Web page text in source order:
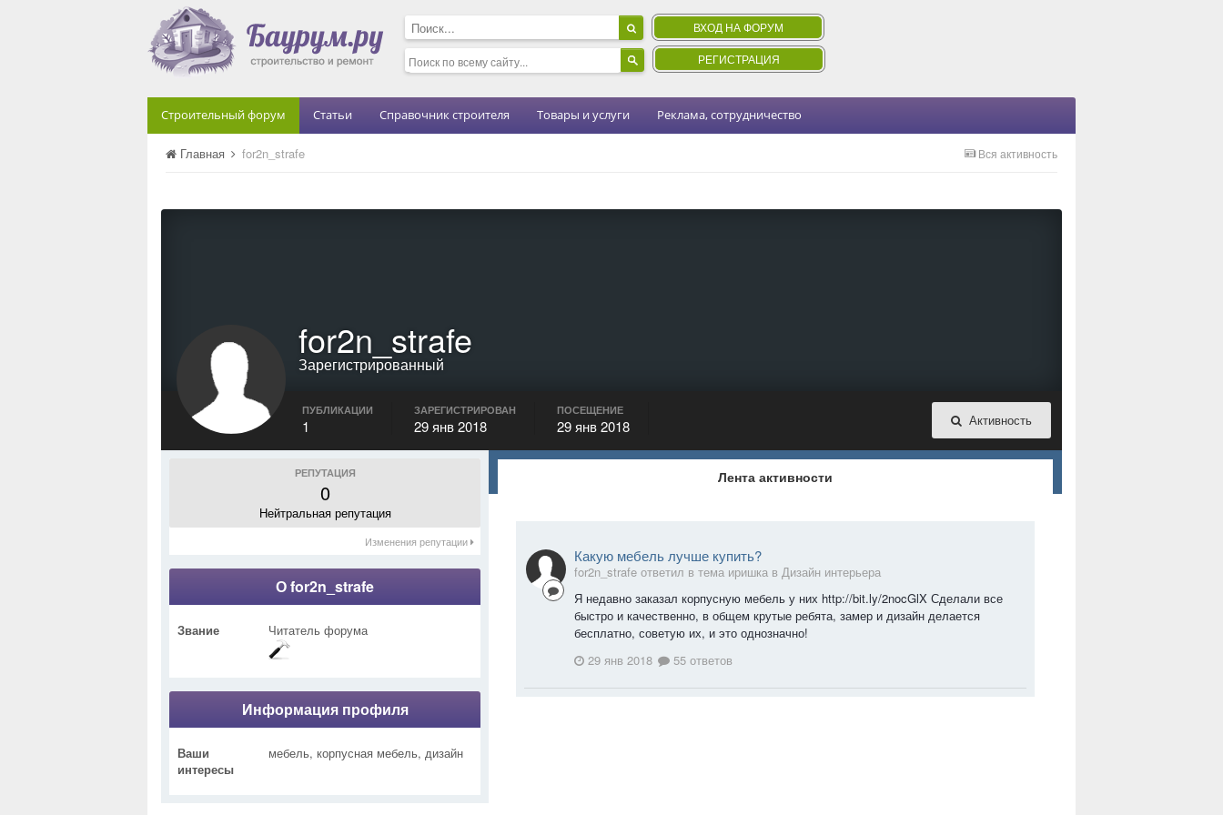
ВХОД НА ФОРУМ
РЕГИСТРАЦИЯ
Строительный форум Статьи Справочник строителя Товары и услуги Реклама, сотрудничество
Вся активность
Главная for2n_strafe
for2n_strafe
Зарегистрированный
Активность
ПУБЛИКАЦИИ
1
ЗАРЕГИСТРИРОВАН
29 янв 2018
ПОСЕЩЕНИЕ
29 янв 2018
РЕПУТАЦИЯ
0
Нейтральная репутация
Изменения репутации
О for2n_strafe
Звание Читатель форума
Информация профиля
Ваши
интересы
мебель, корпусная мебель, дизайн
Лента активности
Какую мебель лучше купить?
for2n_strafe ответил в тема иришка в Дизайн интерьера
Я недавно заказал корпусную мебель у них http://bit.ly/2nocGlX Сделали все
быстро и качественно, в общем крутые ребята, замер и дизайн делается
бесплатно, советую их, и это однозначно!
29 янв 2018
55 ответов